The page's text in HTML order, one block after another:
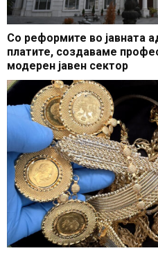
Со реформите во јавната
платите, создаваме
модерен јавен сектор